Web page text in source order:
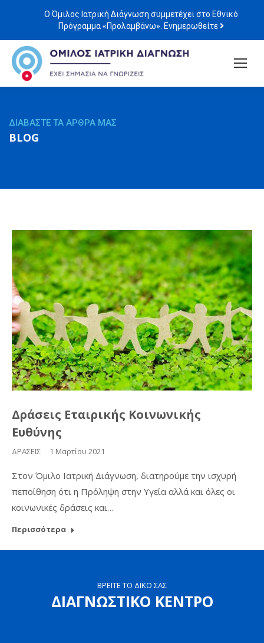
Ο Όμιλος Ιατρική Διάγνωση συμμετέχει στο Εθνικό
Πρόγραμμα «Προλαμβάνω». Ενημερωθείτε
ΔΙΑΒΑΣΤΕ ΤΑ ΑΡΘΡΑ ΜΑΣ
BLOG
Δράσεις Εταιρικής Κοινωνικής
Ευθύνης
ΔΡΑΣΕΙΣ 1 Μαρτίου 2021
Στον Όμιλο Ιατρική Διάγνωση, διατηρούμε την ισχυρή
πεποίθηση ότι η Πρόληψη στην Υγεία αλλά και όλες οι
κοινωνικές δράσεις και…
Περισσότερα
ΒΡΕΙΤΕ ΤΟ ΔΙΚΟ ΣΑΣ
ΔΙΑΓΝΩΣΤΙΚΟ ΚΕΝΤΡΟ